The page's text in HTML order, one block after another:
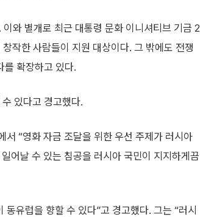
와 별개로 최근 대통령 문화 이니셔티브 기금 2
작한 사람들이 지원 대상이다. 그 밖에도 전쟁
를 확장하고 있다.
있다고 경고했다.
“영화 자금 조달을 위한 우선 주제가 러시아
어날 수 있는 침공을 러시아 국민이 지지하게끔
유럽을 향할 수 있다”고 경고했다. 그는 “러시